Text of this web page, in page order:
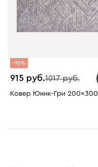
10
915 1017
Ковер Юник-Гри 200x300